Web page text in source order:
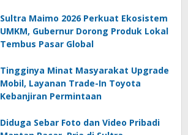
Sultra Maimo 2026 Perkuat Ekosistem
UMKM, Gubernur Dorong Produk Lokal
Tembus Pasar Global
Tingginya Minat Masyarakat Upgrade
Mobil, Layanan Trade-In Toyota
Kebanjiran Permintaan
Diduga Sebar Foto dan Video Pribadi